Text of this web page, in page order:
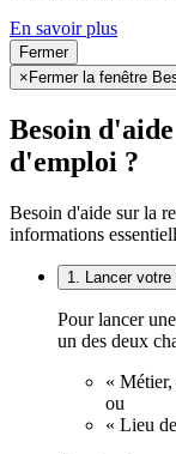
En savoir plus
Fermer
× Fermer la fenêtre
Besoin
d'emploi ?
Besoin d'aide sur la
informations
1. Lancer votre
Pour lancer
un des deux
«
ou
« Lieu